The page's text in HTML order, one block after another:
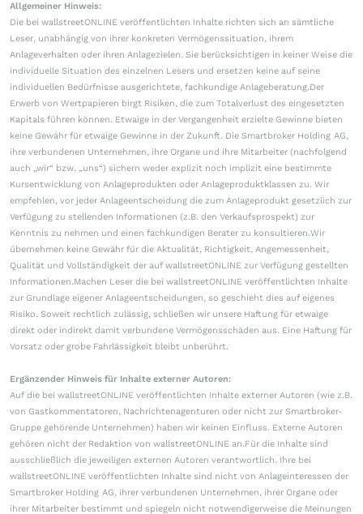
Allgemeiner Hinweis:
Die bei wallstreetONLINE veröffentlichten Inhalte richten sich an sämtliche
Leser, unabhängig von ihrer konkreten Vermögenssituation, ihrem
Anlageverhalten oder ihren Anlagezielen. Sie berücksichtigen in keiner Weise die
individuelle Situation des einzelnen Lesers und ersetzen keine auf seine
individuellen Bedürfnisse ausgerichtete, fachkundige Anlageberatung.Der
Erwerb von Wertpapieren birgt Risiken, die zum Totalverlust des eingesetzten
Kapitals führen können. Etwaige in der Vergangenheit erzielte Gewinne bieten
keine Gewähr für etwaige Gewinne in der Zukunft. Die Smartbroker Holding AG,
ihre verbundenen Unternehmen, ihre Organe und ihre Mitarbeiter (nachfolgend
auch „wir“ bzw. „uns“) sichern weder explizit noch implizit eine bestimmte
Kursentwicklung von Anlageprodukten oder Anlageproduktklassen zu. Wir
empfehlen, vor jeder Anlageentscheidung die zum Anlageprodukt gesetzlich zur
Verfügung zu stellenden Informationen (z.B. den Verkaufsprospekt) zur
Kenntnis zu nehmen und einen fachkundigen Berater zu konsultieren.Wir
übernehmen keine Gewähr für die Aktualität, Richtigkeit, Angemessenheit,
Qualität und Vollständigkeit der auf wallstreetONLINE zur Verfügung gestellten
Informationen.Machen Leser die bei wallstreetONLINE veröffentlichten Inhalte
zur Grundlage eigener Anlageentscheidungen, so geschieht dies auf eigenes
Risiko. Soweit rechtlich zulässig, schließen wir unsere Haftung für etwaige
direkt oder indirekt damit verbundene Vermögensschäden aus. Eine Haftung für
Vorsatz oder grobe Fahrlässigkeit bleibt unberührt.
Ergänzender Hinweis für Inhalte externer Autoren:
Auf die bei wallstreetONLINE veröffentlichten Inhalte externer Autoren (wie z.B.
von Gastkommentatoren, Nachrichtenagenturen oder nicht zur Smartbroker-
Gruppe gehörende Unternehmen) haben wir keinen Einfluss. Externe Autoren
gehören nicht der Redaktion von wallstreetONLINE an.Für die Inhalte sind
ausschließlich die jeweiligen externen Autoren verantwortlich. Ihre bei
wallstreetONLINE veröffentlichten Inhalte sind nicht von Anlageinteressen der
Smartbroker Holding AG, ihrer verbundenen Unternehmen, ihrer Organe oder
ihrer Mitarbeiter bestimmt und spiegeln nicht notwendigerweise die Meinungen